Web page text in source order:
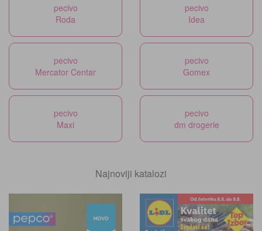
pecivo
Roda
pecivo
Idea
pecivo
Mercator Centar
pecivo
Gomex
pecivo
Maxi
pecivo
dm drogerie
Najnoviji katalozi